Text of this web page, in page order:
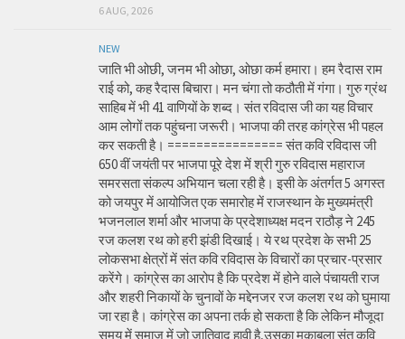
6 AUG, 2026
NEW
जाति भी ओछी, जनम भी ओछा, ओछा कर्म हमारा। हम रैदास राम
राई को, कह रैदास बिचारा। मन चंगा तो कठौती में गंगा। गुरु ग्रंथ
साहिब में भी 41 वाणियों के शब्द। संत रविदास जी का यह विचार
आम लोगों तक पहुंचना जरूरी। भाजपा की तरह कांग्रेस भी पहल
कर सकती है। ================ संत कवि रविदास जी
650 वीं जयंती पर भाजपा पूरे देश में श्री गुरु रविदास महाराज
समरसता संकल्प अभियान चला रही है। इसी के अंतर्गत 5 अगस्त
को जयपुर में आयोजित एक समारोह में राजस्थान के मुख्यमंत्री
भजनलाल शर्मा और भाजपा के प्रदेशाध्यक्ष मदन राठौड़ ने 245
रज कलश रथ को हरी झंडी दिखाई। ये रथ प्रदेश के सभी 25
लोकसभा क्षेत्रों में संत कवि रविदास के विचारों का प्रचार-प्रसार
करेंगे। कांग्रेस का आरोप है कि प्रदेश में होने वाले पंचायती राज
और शहरी निकायों के चुनावों के मद्देनजर रज कलश रथ को घुमाया
जा रहा है। कांग्रेस का अपना तर्क हो सकता है कि लेकिन मौजूदा
समय में समाज में जो जातिवाद हावी है,उसका मुकाबला संत कवि